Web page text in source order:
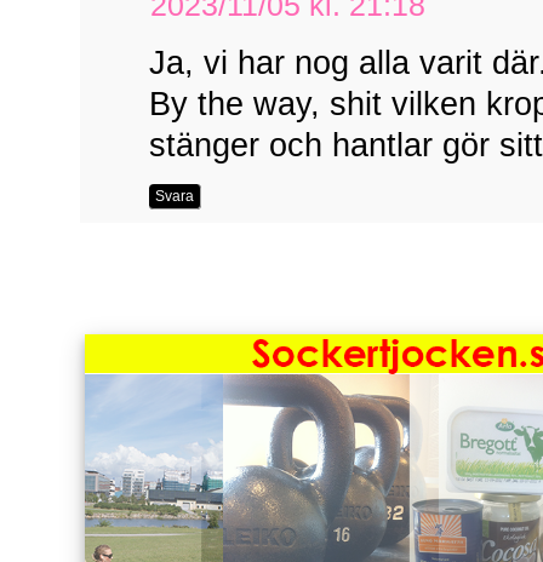
Ja, vi har nog alla varit
By the way, shit vilken
stänger och hantlar gör
Svara